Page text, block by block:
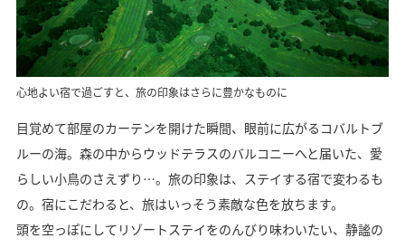
心地よい宿で過ごすと、旅の印象はさらに豊かなものに
目覚めて部屋のカーテンを開けた瞬間、眼前に広がるコバルトブ
ルーの海。森の中からウッドテラスのバルコニーへと届いた、愛
らしい小鳥のさえずり…。旅の印象は、ステイする宿で変わるも
の。宿にこだわると、旅はいっそう素敵な色を放ちます。
頭を空っぽにしてリゾートステイをのんびり味わいたい、静謐の